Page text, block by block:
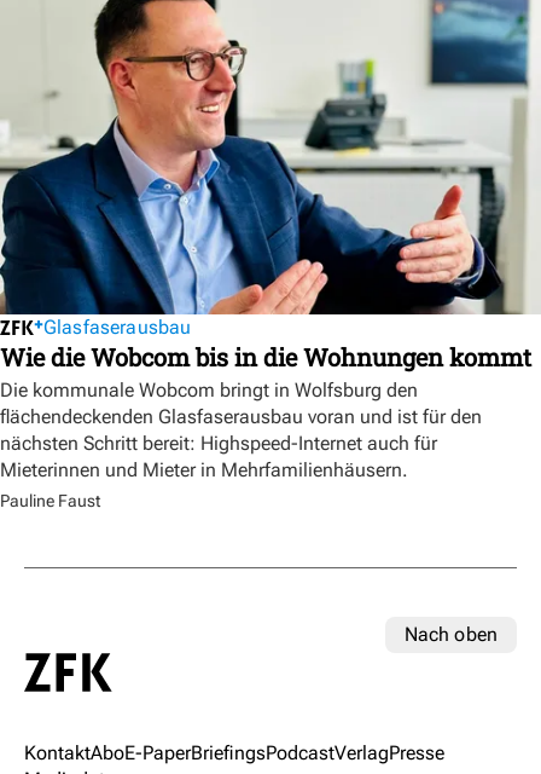
Glasfaserausbau
Wie die Wobcom bis in die Wohnungen kommt
Die kommunale Wobcom bringt in Wolfsburg den
flächendeckenden Glasfaserausbau voran und ist für den
nächsten Schritt bereit: Highspeed-Internet auch für
Mieterinnen und Mieter in Mehrfamilienhäusern.
Pauline Faust
Nach oben
KontaktAboE-PaperBriefingsPodcastVerlagPresse